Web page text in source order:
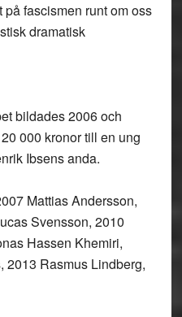
fascismen runt om oss
dramatisk
bildades 2006 och
000 kronor till en ung
Ibsens anda.
Mattias Andersson,
Svensson, 2010
Hassen Khemiri,
2013 Rasmus Lindberg,